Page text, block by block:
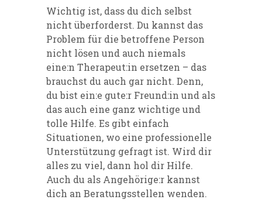
Wichtig ist, dass du dich selbst
nicht überforderst. Du kannst das
Problem für die betroffene Person
nicht lösen und auch niemals
eine:n Therapeut:in ersetzen – das
brauchst du auch gar nicht. Denn,
du bist ein:e gute:r Freund:in und als
das auch eine ganz wichtige und
tolle Hilfe. Es gibt einfach
Situationen, wo eine professionelle
Unterstützung gefragt ist. Wird dir
alles zu viel, dann hol dir Hilfe.
Auch du als Angehörige:r kannst
dich an Beratungsstellen wenden.